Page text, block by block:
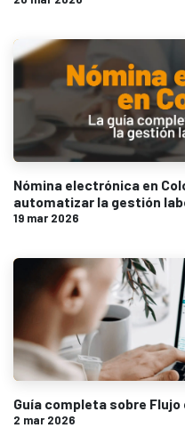
Nómina electrónica en
automatizar la gestión
19 mar 2026
Guía completa sobre
2 mar 2026